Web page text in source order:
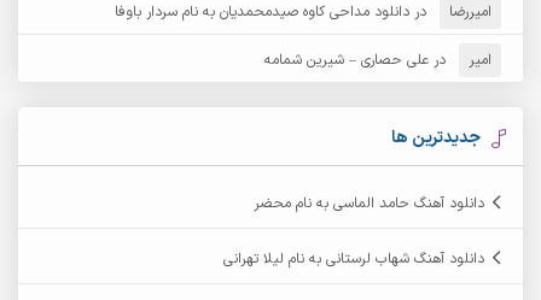
آرش مهرابی آرش نظری
آرشام
آرکاداش
امیررضا در دانلود مداحی کاوه صیدمحمدیان به نام سردار باوفا
امیر در علی حصاری – شیرین شمامه
جدیدترین ها
دانلود آهنگ حامد الماسی به نام محضر
دانلود آهنگ شهاب لرستانی به نام لیلا تهرانی